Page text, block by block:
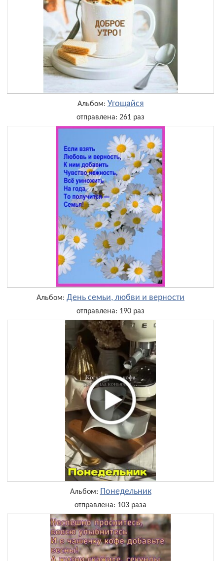
Альбом: Угощайся
отправлена: 261 раз
Альбом: День семьи, любви и верности
отправлена: 190 раз
Альбом: Понедельник
отправлена: 103 раза